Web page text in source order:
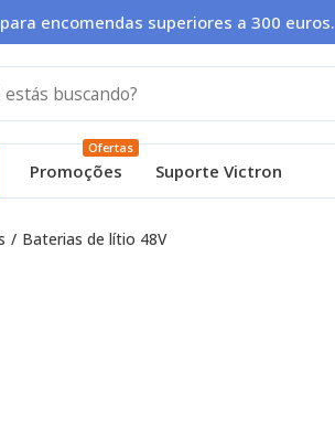
encomendas superiores a 300 euros.
Promoções
Ofertas
Suporte Victron
Baterias de lítio 48V